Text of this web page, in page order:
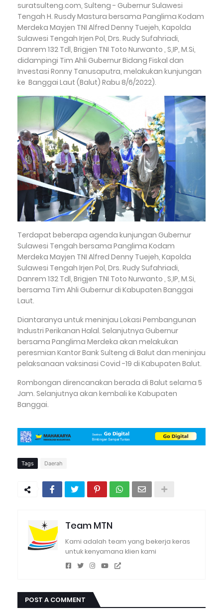
suratsulteng.com, Sulteng - Gubernur Sulawesi
Tengah H. Rusdy Mastura bersama Panglima Kodam
Merdeka Mayjen TNI Alfred Denny Tuejeh, Kapolda
Sulawesi Tengah Irjen Pol, Drs. Rudy Sufahriadi,
Danrem 132 Tdl, Brigjen TNI Toto Nurwanto , S,IP, M.Si,
didampingi Tim Ahli Gubernur Bidang Fiskal dan
Investasi Ronny Tanusaputra, melakukan kunjungan
ke Banggai Laut (Balut) Rabu 8/6/2022).
Terdapat beberapa agenda kunjungan Gubernur
Sulawesi Tengah bersama Panglima Kodam
Merdeka Mayjen TNI Alfred Denny Tuejeh, Kapolda
Sulawesi Tengah Irjen Pol, Drs. Rudy Sufahriadi,
Danrem 132 Tdl, Brigjen TNI Toto Nurwanto , S,IP, M.Si,
bersama Tim Ahli Gubernur di Kabupaten Banggai
Laut.
Diantaranya untuk meninjau Lokasi Pembangunan
Industri Perikanan Halal. Selanjutnya Gubernur
bersama Panglima Merdeka akan melakukan
peresmian Kantor Bank Sulteng di Balut dan meninjau
pelaksanaan vaksinasi Covid -19 di Kabupaten Balut.
Rombongan direncanakan berada di Balut selama 5
Jam. Selanjutnya akan kembali ke Kabupaten
Banggai.
Tags Daerah
Team MTN
Kami adalah team yang bekerja keras
untuk kenyamana klien kami
POST A COMMENT